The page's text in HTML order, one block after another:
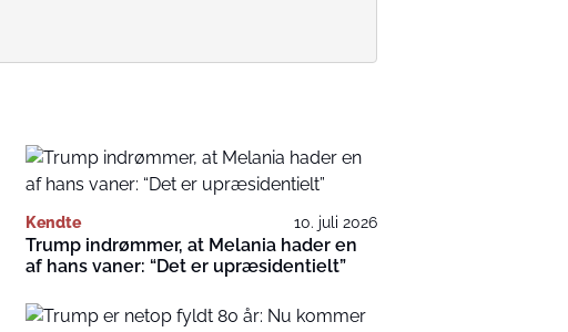
Kendte 10. juli 2026
Trump indrømmer, at Melania hader en
af hans vaner: “Det er upræsidentielt”